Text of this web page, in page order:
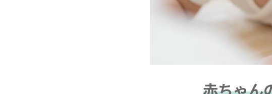
赤ちゃん